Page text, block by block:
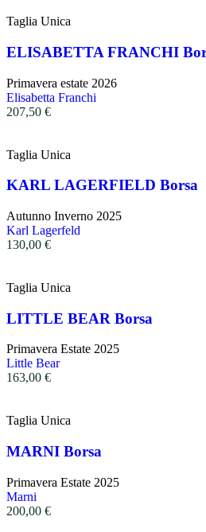
Taglia Unica
ELISABETTA FRANCHI
Primavera estate 2026
Elisabetta Franchi
207,50 €
Taglia Unica
KARL LAGERFIELD Borsa
Autunno Inverno 2025
Karl Lagerfeld
130,00 €
Taglia Unica
LITTLE BEAR Borsa
Primavera Estate 2025
Little Bear
163,00 €
Taglia Unica
MARNI Borsa
Primavera Estate 2025
Marni
200,00 €